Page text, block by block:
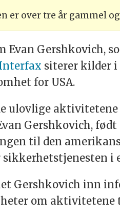
er over tre år gammel
Evan Gershkovich,
siterer kilder i
for USA.
ulovlige
Gershkovich, født
til den
sikkerhetstjenesten i
Gershkovich inn
om aktivitetene